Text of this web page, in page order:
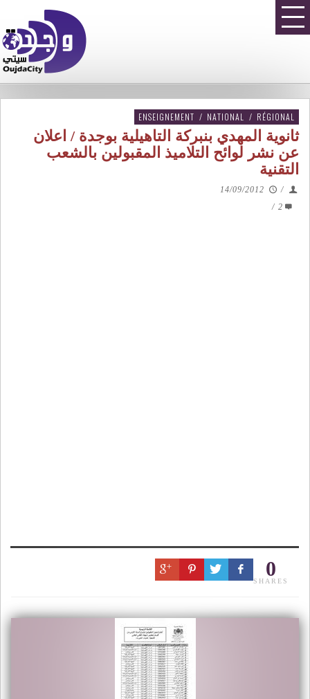
ENSEIGNEMENT / NATIONAL / RÉGIONAL
ثانوية المهدي بنبركة التاهيلية بوجدة / اعلان
عن نشر لوائح التلاميذ المقبولين بالشعب
التقنية
/
14/09/2012
2
/
0
SHARES